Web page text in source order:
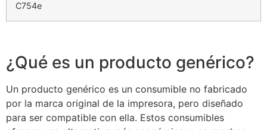
C754e
¿Qué es un producto genérico?
Un producto genérico es un consumible no fabricado
por la marca original de la impresora, pero diseñado
para ser compatible con ella. Estos consumibles